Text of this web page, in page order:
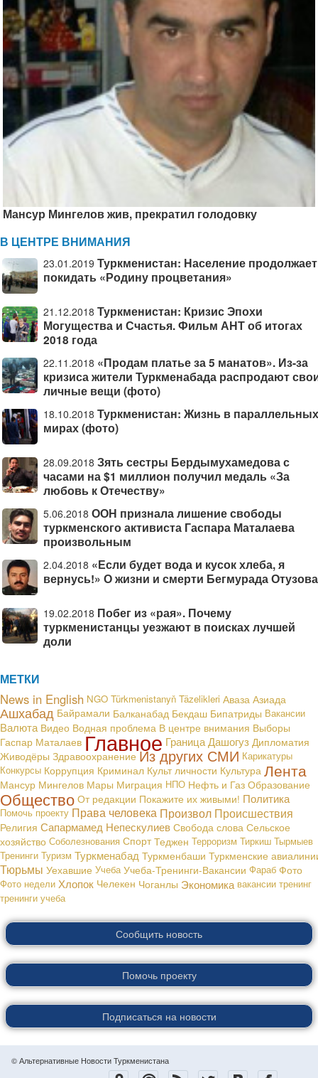
Мансур Мингелов жив, прекратил голодовку
В ЦЕНТРЕ ВНИМАНИЯ
23.01.2019 Туркменистан: Население продолжает
покидать «Родину процветания»
21.12.2018 Туркменистан: Кризис Эпохи
Могущества и Счастья. Фильм АНТ об итогах
2018 года
22.11.2018 «Продам платье за 5 манатов». Из-за
кризиса жители Туркменабада распродают
личные вещи (фото)
18.10.2018 Туркменистан: Жизнь в параллельных
мирах (фото)
28.09.2018 Зять сестры Бердымухамедова с
часами на $1 миллион получил медаль «За
любовь к Отечеству»
5.06.2018 ООН признала лишение свободы
туркменского активиста Гаспара Маталаева
произвольным
2.04.2018 «Если будет вода и кусок хлеба, я
вернусь!» О жизни и смерти Бегмурада Отузова
19.02.2018 Побег из «рая». Почему
туркменистанцы уезжают в поисках лучшей
доли
МЕТКИ
News in English NGO Türkmenistanyň Täzelikleri Аваза Азиада
Ашхабад Байрамали Балканабад Бекдаш Бипатриды Вакансии
Валюта Видео Водная проблема В центре внимания Выборы
Гаспар Маталаев Главное ГраницаДашогуз Дипломатия
Живодёры Здравоохранение Из других СМИ Карикатуры
Конкурсы Коррупция Криминал Культ личности Культура Лента
Мансур Мингелов Мары Миграция НПО Нефть и Газ Образование
Общество От редакции Покажите их живыми! Политика
Помочь проекту Права человека Произвол Происшествия
Религия Сапармамед Непескулиев Свобода слова Сельское
хозяйство Соболезнования Спорт Теджен Терроризм Тиркиш Тырмыев
Тренинги Туризм Туркменабад Туркменбаши Туркменские
Тюрьмы Уехавшие Учеба Учеба-Тренинги-Вакансии Фараб Фото
Фото недели Хлопок Челекен Чоганлы Экономика вакансии тренинг
тренинги учеба
Сообщить новость
Помочь проекту
Подписаться на новости
© Альтернативные Новости Туркменистана